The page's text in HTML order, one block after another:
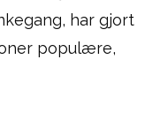
har gjort
populære,